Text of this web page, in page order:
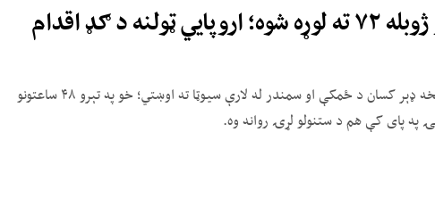
اسپانیا ته د کډوالو د ورتګ مرګ او ژوبله ۷۲ ته لوړه شوه؛ اروپايي ټولنه د ګډ اقدام
د اسپانیا چارواکو ویلي، له پنجشنبې راپدېخوا له ۵۰ زره څخه ډېر کسان د ځمکې او سمندر له لارې سیوټا ته اوښتي؛ خو په تېرو ۴۸ ساعتونو